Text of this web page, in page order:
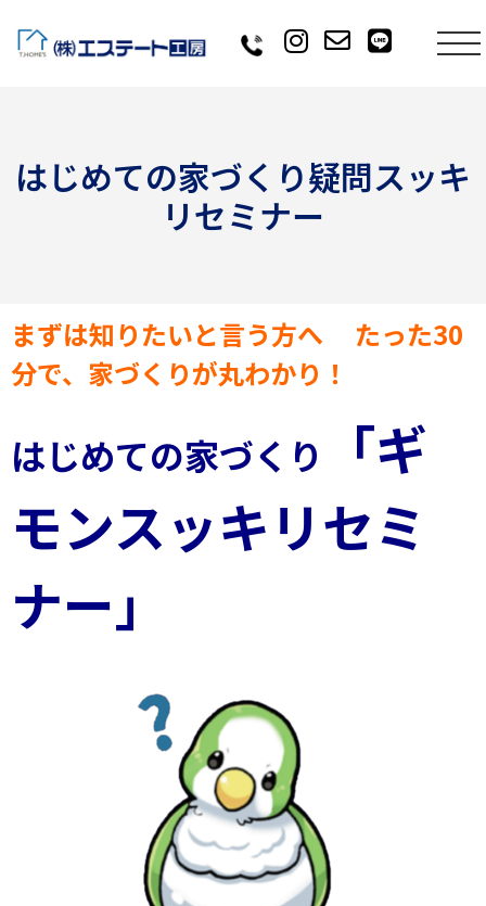
はじめての家づくり疑問スッキ
リセミナー
まずは知りたいと言う方へ たった30
分で、家づくりが丸わかり！
はじめての家づくり
「ギ
モンスッキリセミ
ナー」